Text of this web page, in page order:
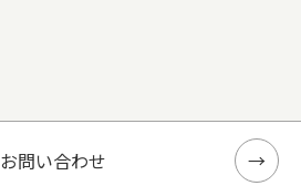
お問い合わせ